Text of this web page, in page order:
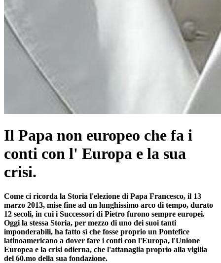
Il Papa non europeo che fa i
conti con l' Europa e la sua
crisi.
Come ci ricorda la Storia l'elezione di Papa Francesco, il 13
marzo 2013, mise fine ad un lunghissimo arco di tempo, durato
12 secoli, in cui i Successori di Pietro furono sempre europei.
Oggi la stessa Storia, per mezzo di uno dei suoi tanti
imponderabili, ha fatto sì che fosse proprio un Pontefice
latinoamericano a dover fare i conti con l'Europa, l'Unione
Europea e la crisi odierna, che l'attanaglia proprio alla vigilia
del 60.mo della sua fondazione.